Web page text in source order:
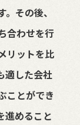
その後、
合わせを行
リットを比
適した会社
ことができ
進めること